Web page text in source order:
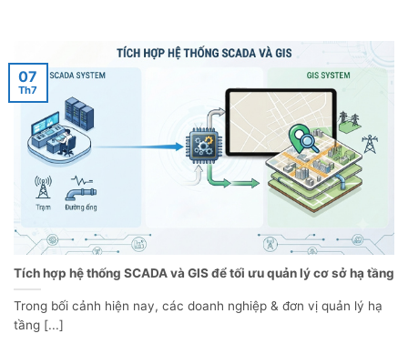
Tích hợp hệ thống SCADA và GIS để tối ưu quản lý cơ sở hạ tầng
Trong bối cảnh hiện nay, các doanh nghiệp & đơn vị quản lý hạ
tầng [...]
07
Th7